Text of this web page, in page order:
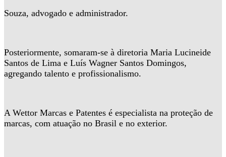
Souza, advogado e administrador.
Posteriormente, somaram-se à diretoria Maria Lucineide
Santos de Lima e Luís Wagner Santos Domingos,
agregando talento e profissionalismo.
A Wettor Marcas e Patentes é especialista na proteção de
marcas, com atuação no Brasil e no exterior.